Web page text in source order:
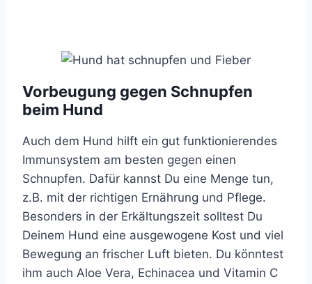
Vorbeugung gegen Schnupfen
beim Hund
Auch dem Hund hilft ein gut funktionierendes
Immunsystem am besten gegen einen
Schnupfen. Dafür kannst Du eine Menge tun,
z.B. mit der richtigen Ernährung und Pflege.
Besonders in der Erkältungszeit solltest Du
Deinem Hund eine ausgewogene Kost und viel
Bewegung an frischer Luft bieten. Du könntest
ihm auch Aloe Vera, Echinacea und Vitamin C